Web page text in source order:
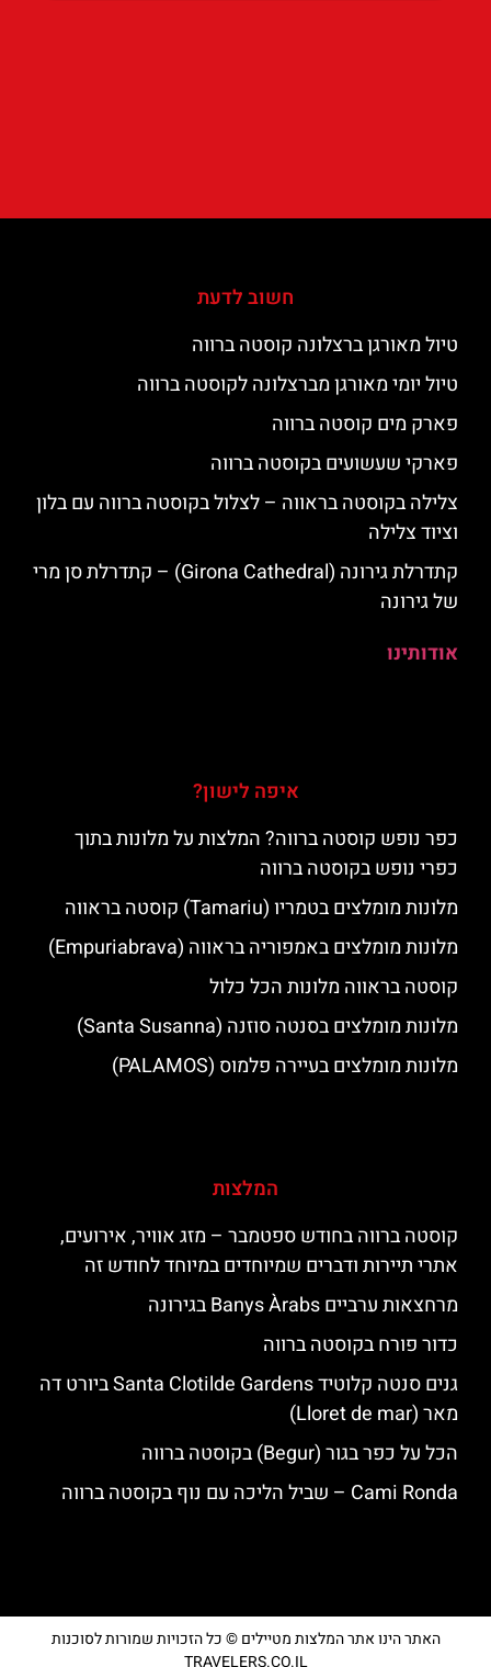
חשוב לדעת
טיול מאורגן ברצלונה קוסטה ברווה
טיול יומי מאורגן מברצלונה לקוסטה ברווה
פארק מים קוסטה ברווה
פארקי שעשועים בקוסטה ברווה
צלילה בקוסטה בראווה – לצלול בקוסטה ברווה עם בלון
וציוד צלילה
קתדרלת גירונה (Girona Cathedral) – קתדרלת סן מרי
של גירונה
אודותינו
איפה לישון?
כפר נופש קוסטה ברווה? המלצות על מלונות בתוך
כפרי נופש בקוסטה ברווה
מלונות מומלצים בטמריו (Tamariu) קוסטה בראווה
מלונות מומלצים באמפוריה בראווה (Empuriabrava)
קוסטה בראווה מלונות הכל כלול
מלונות מומלצים בסנטה סוזנה (Santa Susanna)
מלונות מומלצים בעיירה פלמוס (PALAMOS)
המלצות
קוסטה ברווה בחודש ספטמבר – מזג אוויר, אירועים,
אתרי תיירות ודברים שמיוחדים במיוחד לחודש זה
מרחצאות ערביים Banys Àrabs בגירונה
כדור פורח בקוסטה ברווה
גנים סנטה קלוטיד Santa Clotilde Gardens ביורט דה
מאר (Lloret de mar)
הכל על כפר בגור (Begur) בקוסטה ברווה
‪‪Cami Ronda‬‬ – שביל הליכה עם נוף בקוסטה ברווה
האתר הינו אתר המלצות מטיילים © כל הזכויות שמורות לסוכנות